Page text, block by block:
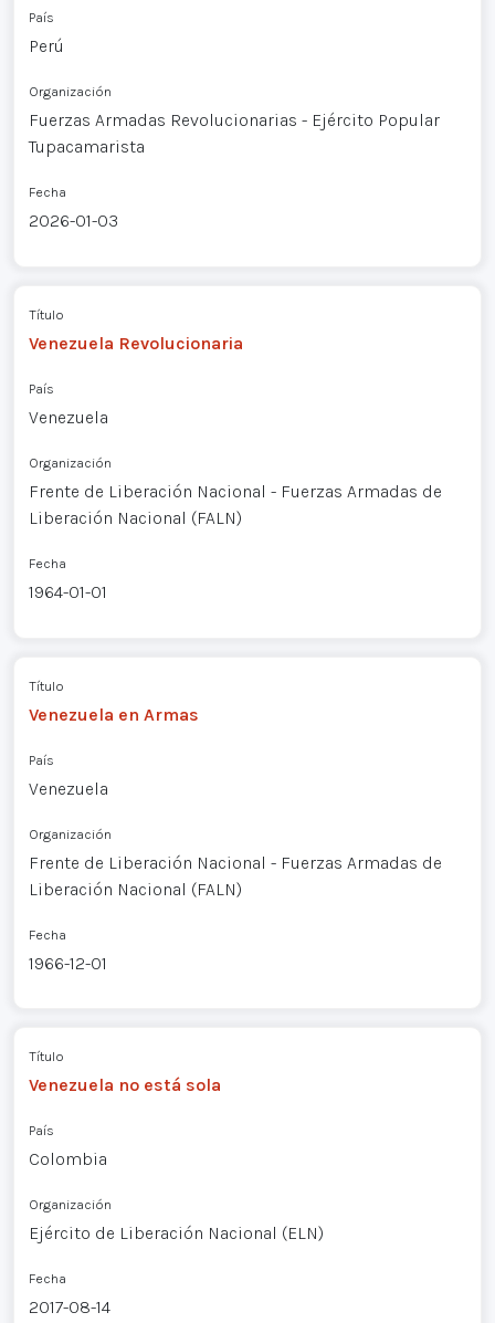
País
Perú
Organización
Fuerzas Armadas Revolucionarias - Ejército Popular
Tupacamarista
Fecha
2026-01-03
Título
Venezuela Revolucionaria
País
Venezuela
Organización
Frente de Liberación Nacional - Fuerzas Armadas de
Liberación Nacional (FALN)
Fecha
1964-01-01
Título
Venezuela en Armas
País
Venezuela
Organización
Frente de Liberación Nacional - Fuerzas Armadas de
Liberación Nacional (FALN)
Fecha
1966-12-01
Título
Venezuela no está sola
País
Colombia
Organización
Ejército de Liberación Nacional (ELN)
Fecha
2017-08-14